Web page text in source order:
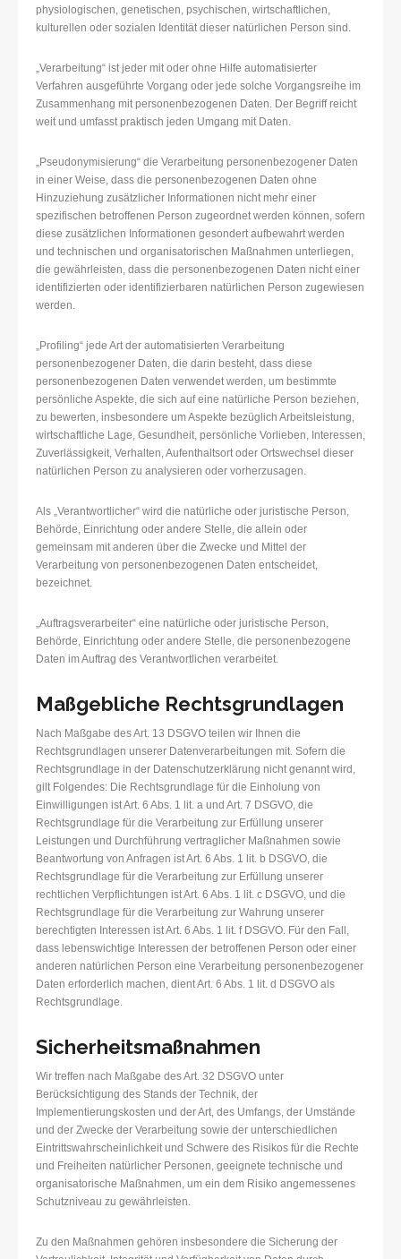
physiologischen, genetischen, psychischen, wirtschaftlichen,
kulturellen oder sozialen Identität dieser natürlichen Person sind.
„Verarbeitung“ ist jeder mit oder ohne Hilfe automatisierter
Verfahren ausgeführte Vorgang oder jede solche Vorgangsreihe im
Zusammenhang mit personenbezogenen Daten. Der Begriff reicht
weit und umfasst praktisch jeden Umgang mit Daten.
„Pseudonymisierung“ die Verarbeitung personenbezogener Daten
in einer Weise, dass die personenbezogenen Daten ohne
Hinzuziehung zusätzlicher Informationen nicht mehr einer
spezifischen betroffenen Person zugeordnet werden können, sofern
diese zusätzlichen Informationen gesondert aufbewahrt werden
und technischen und organisatorischen Maßnahmen unterliegen,
die gewährleisten, dass die personenbezogenen Daten nicht einer
identifizierten oder identifizierbaren natürlichen Person zugewiesen
werden.
„Profiling“ jede Art der automatisierten Verarbeitung
personenbezogener Daten, die darin besteht, dass diese
personenbezogenen Daten verwendet werden, um bestimmte
persönliche Aspekte, die sich auf eine natürliche Person beziehen,
zu bewerten, insbesondere um Aspekte bezüglich Arbeitsleistung,
wirtschaftliche Lage, Gesundheit, persönliche Vorlieben, Interessen,
Zuverlässigkeit, Verhalten, Aufenthaltsort oder Ortswechsel dieser
natürlichen Person zu analysieren oder vorherzusagen.
Als „Verantwortlicher“ wird die natürliche oder juristische Person,
Behörde, Einrichtung oder andere Stelle, die allein oder
gemeinsam mit anderen über die Zwecke und Mittel der
Verarbeitung von personenbezogenen Daten entscheidet,
bezeichnet.
„Auftragsverarbeiter“ eine natürliche oder juristische Person,
Behörde, Einrichtung oder andere Stelle, die personenbezogene
Daten im Auftrag des Verantwortlichen verarbeitet.
Maßgebliche Rechtsgrundlagen
Nach Maßgabe des Art. 13 DSGVO teilen wir Ihnen die
Rechtsgrundlagen unserer Datenverarbeitungen mit. Sofern die
Rechtsgrundlage in der Datenschutzerklärung nicht genannt wird,
gilt Folgendes: Die Rechtsgrundlage für die Einholung von
Einwilligungen ist Art. 6 Abs. 1 lit. a und Art. 7 DSGVO, die
Rechtsgrundlage für die Verarbeitung zur Erfüllung unserer
Leistungen und Durchführung vertraglicher Maßnahmen sowie
Beantwortung von Anfragen ist Art. 6 Abs. 1 lit. b DSGVO, die
Rechtsgrundlage für die Verarbeitung zur Erfüllung unserer
rechtlichen Verpflichtungen ist Art. 6 Abs. 1 lit. c DSGVO, und die
Rechtsgrundlage für die Verarbeitung zur Wahrung unserer
berechtigten Interessen ist Art. 6 Abs. 1 lit. f DSGVO. Für den Fall,
dass lebenswichtige Interessen der betroffenen Person oder einer
anderen natürlichen Person eine Verarbeitung personenbezogener
Daten erforderlich machen, dient Art. 6 Abs. 1 lit. d DSGVO als
Rechtsgrundlage.
Sicherheitsmaßnahmen
Wir treffen nach Maßgabe des Art. 32 DSGVO unter
Berücksichtigung des Stands der Technik, der
Implementierungskosten und der Art, des Umfangs, der Umstände
und der Zwecke der Verarbeitung sowie der unterschiedlichen
Eintrittswahrscheinlichkeit und Schwere des Risikos für die Rechte
und Freiheiten natürlicher Personen, geeignete technische und
organisatorische Maßnahmen, um ein dem Risiko angemessenes
Schutzniveau zu gewährleisten.
Zu den Maßnahmen gehören insbesondere die Sicherung der